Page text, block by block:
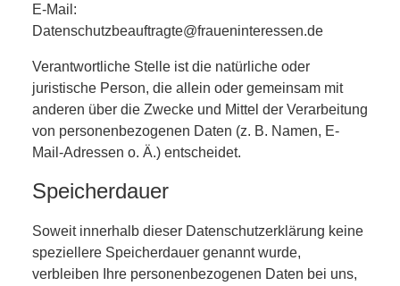
E-Mail:
Datenschutzbeauftragte@fraueninteressen.de
Verantwortliche Stelle ist die natürliche oder
juristische Person, die allein oder gemeinsam mit
anderen über die Zwecke und Mittel der Verarbeitung
von personenbezogenen Daten (z. B. Namen, E-
Mail-Adressen o. Ä.) entscheidet.
Speicherdauer
Soweit innerhalb dieser Datenschutzerklärung keine
speziellere Speicherdauer genannt wurde,
verbleiben Ihre personenbezogenen Daten bei uns,